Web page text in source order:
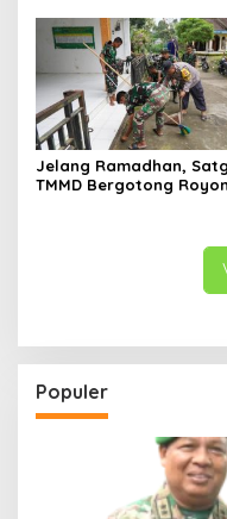
Jelang Ramadhan,
TMMD Bergotong
Populer